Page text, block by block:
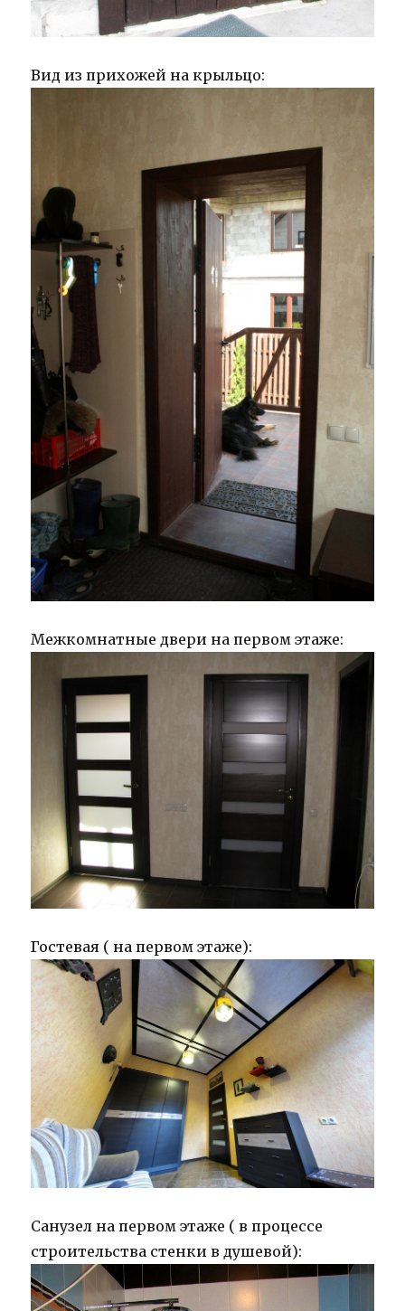
Вид из прихожей на крыльцо:
Межкомнатные двери на первом этаже:
Гостевая ( на первом этаже):
Санузел на первом этаже ( в процессе
строительства стенки в душевой):